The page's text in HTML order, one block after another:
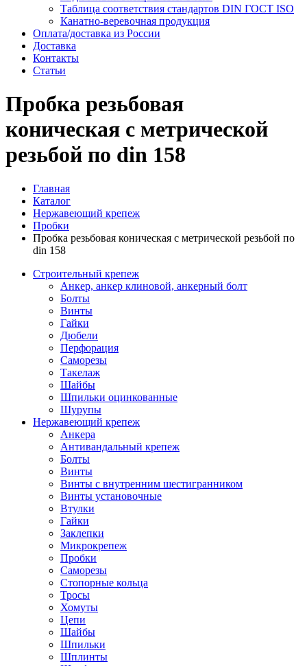
Таблица соответствия стандартов DIN ГОСТ ISO
Канатно-веревочная продукция
Оплата/доставка из России
Доставка
Контакты
Статьи
Пробка резьбовая
коническая с метрической
резьбой по din 158
Главная
Каталог
Нержавеющий крепеж
Пробки
Пробка резьбовая коническая с метрической резьбой по
din 158
Строительный крепеж
Анкер, анкер клиновой, анкерный болт
Болты
Винты
Гайки
Дюбели
Перфорация
Саморезы
Такелаж
Шайбы
Шпильки оцинкованные
Шурупы
Нержавеющий крепеж
Анкера
Антивандальный крепеж
Болты
Винты
Винты с внутренним шестигранником
Винты установочные
Втулки
Гайки
Заклепки
Микрокрепеж
Пробки
Саморезы
Стопорные кольца
Тросы
Хомуты
Цепи
Шайбы
Шпильки
Шплинты